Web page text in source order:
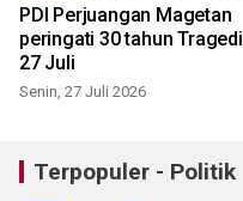
PDI Perjuangan Magetan
peringati 30 tahun Tragedi
27 Juli
Senin, 27 Juli 2026
Terpopuler - Politik